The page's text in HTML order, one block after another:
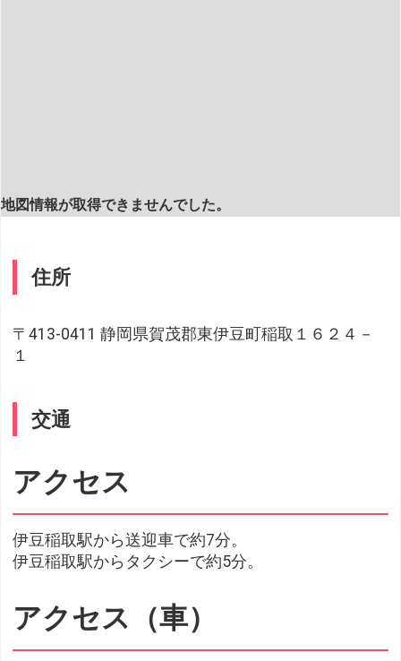
地図情報が取得できませんでした。
住所
〒413-0411 静岡県賀茂郡東伊豆町稲取１６２４－
１
交通
アクセス
伊豆稲取駅から送迎車で約7分。
伊豆稲取駅からタクシーで約5分。
アクセス（車）